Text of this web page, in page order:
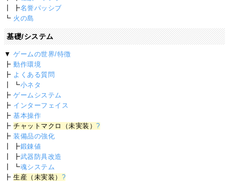
┃ ┣名誉パッシブ
┗ 火の島
基礎/システム
▼ゲームの世界/特徴
┣動作環境
┣ よくある質問
┃ ┗小ネタ
┣ゲームシステム
┣ インターフェイス
┣基本操作
┣チャットマクロ（未実装）?
┣装備品の強化
┃ ┣鍛錬値
┃ ┣武器防具改造
┃ ┗魂システム
┣生産（未実装） ?